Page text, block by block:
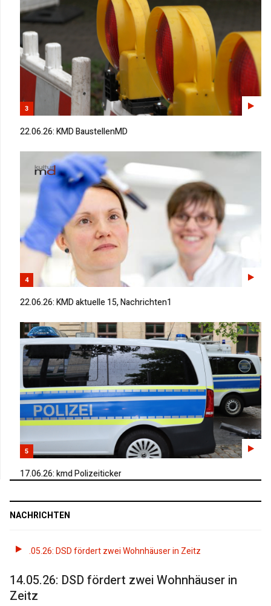
3
22.06.26: KMD BaustellenMD
4
22.06.26: KMD aktuelle 15, Nachrichten1
5
17.06.26: kmd Polizeiticker
NACHRICHTEN
14.05.26: DSD fördert zwei Wohnhäuser in
Zeitz